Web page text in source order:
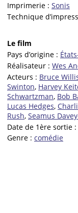
Imprimerie : Sonis
Technique
Le film
Pays d’origine :
Réalisateur : Wes
Acteurs : Bruce
Swinton, Harvey
Schwartzman, Bob
Lucas Hedges,
Rush, Seamus
Date de 1ère sortie :
Genre : comédie